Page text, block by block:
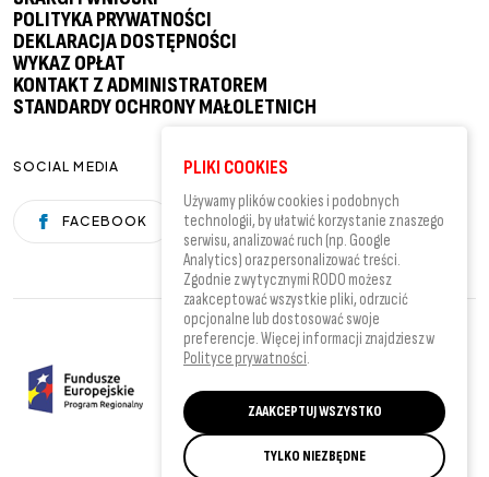
POLITYKA PRYWATNOŚCI
DEKLARACJA DOSTĘPNOŚCI
WYKAZ OPŁAT
KONTAKT Z ADMINISTRATOREM
STANDARDY OCHRONY MAŁOLETNICH
SOCIAL MEDIA
FACEBOOK YOUTUBE
PLIKI COOKIES
Używamy plików cookies i podobnych
technologii, by ułatwić korzystanie z naszego
serwisu, analizować ruch (np. Google
Analytics) oraz personalizować treści.
Zgodnie z wytycznymi RODO możesz
zaakceptować wszystkie pliki, odrzucić
opcjonalne lub dostosować swoje
preferencje. Więcej informacji znajdziesz w
Polityce prywatności.
ZAAKCEPTUJ WSZYSTKO
TYLKO NIEZBĘDNE